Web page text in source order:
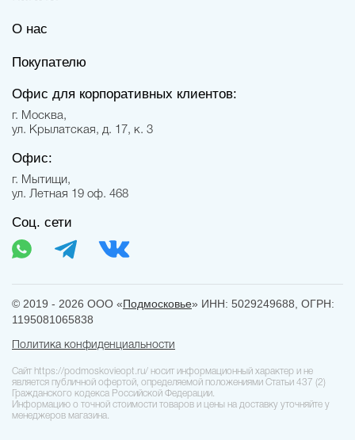
О нас
Покупателю
Офис для корпоративных клиентов:
г. Москва,
ул. Крылатская, д. 17, к. 3
Офис:
г. Мытищи,
ул. Летная 19 оф. 468
Соц. сети
© 2019 - 2026 ООО «Подмосковье» ИНН: 5029249688, ОГРН:
1195081065838
Политика конфиденциальности
Сайт https://podmoskovieopt.ru/ носит информационный характер и не
является публичной офертой, определяемой положениями Статьи 437 (2)
Гражданского кодекса Российской Федерации.
Информацию о точной стоимости товаров и цены на доставку уточняйте у
менеджеров магазина.